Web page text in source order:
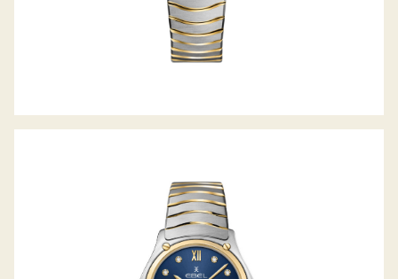
SPORT CLASSIC